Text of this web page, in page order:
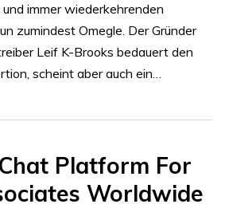
immer wiederkehrenden
zumindest Omegle. Der Gründer
Leif K-Brooks bedauert den
scheint aber auch ein…
Platform For
Worldwide